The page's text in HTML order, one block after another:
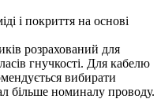
і покриття на основі
розрахований для
гнучкості. Для кабелю
вибирати
більше номиналу проводу.